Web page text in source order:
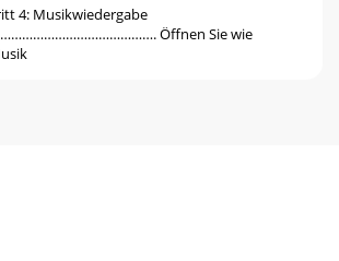
4: Musikwiedergabe
Öffnen Sie wie